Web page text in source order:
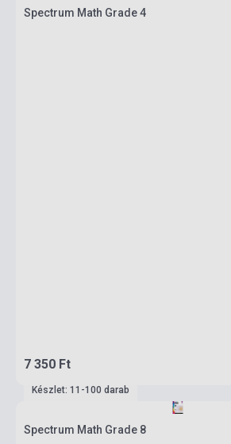
Spectrum Math Grade 4
7 350 Ft
Készlet: 11-100 darab
Spectrum Math Grade 8